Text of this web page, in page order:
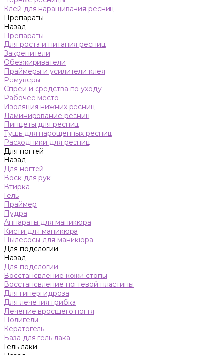
Клей для наращивания ресниц
Препараты
Назад
Препараты
Для роста и питания ресниц
Закрепители
Обезжириватели
Праймеры и усилители клея
Ремуверы
Спреи и средства по уходу
Рабочее место
Изоляция нижних ресниц
Ламинирование ресниц
Пинцеты для ресниц
Тушь для нарощенных ресниц
Расходники для ресниц
Для ногтей
Назад
Для ногтей
Воск для рук
Втирка
Гель
Праймер
Пудра
Аппараты для маникюра
Кисти для маникюра
Пылесосы для маникюра
Для подологии
Назад
Для подологии
Восстановление кожи стопы
Восстановление ногтевой пластины
Для гипергидроза
Для лечения грибка
Лечение вросшего ногтя
Полигели
Кератогель
База для гель лака
Гель лаки